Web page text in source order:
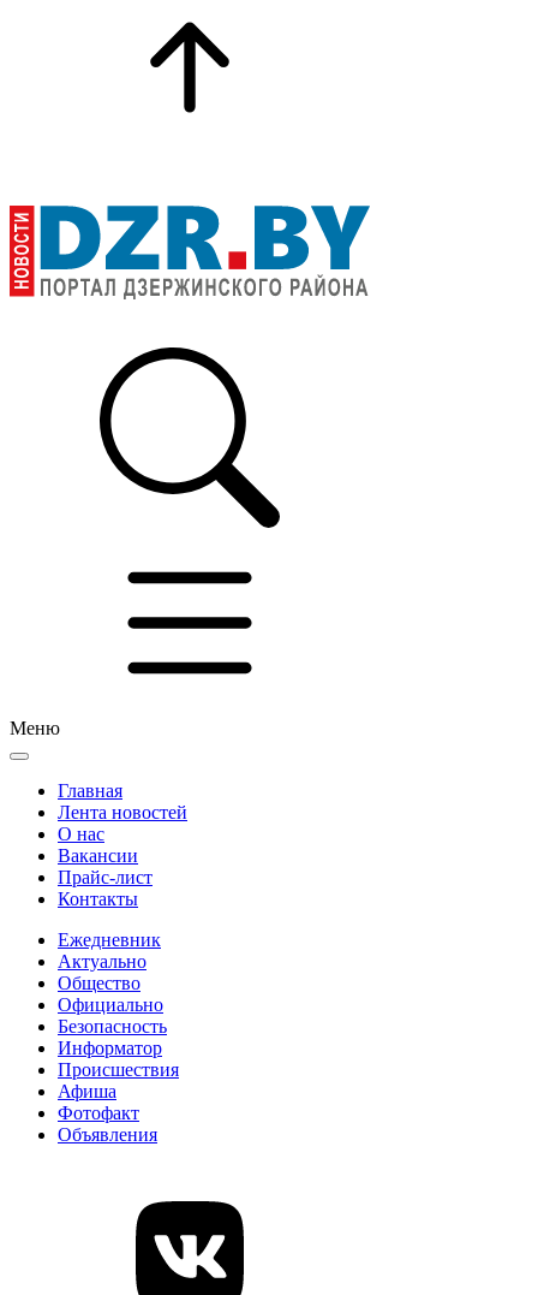
Меню
Главная
Лента новостей
О нас
Вакансии
Прайс-лист
Контакты
Ежедневник
Актуально
Общество
Официально
Безопасность
Информатор
Происшествия
Афиша
Фотофакт
Объявления